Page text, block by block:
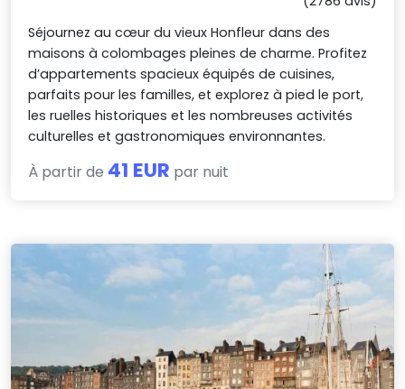
Séjournez au cœur du vieux Honfleur dans des
maisons à colombages pleines de charme. Profitez
d’appartements spacieux équipés de cuisines,
parfaits pour les familles, et explorez à pied le port,
les ruelles historiques et les nombreuses activités
culturelles et gastronomiques environnantes.
À partir de 41 EUR par nuit